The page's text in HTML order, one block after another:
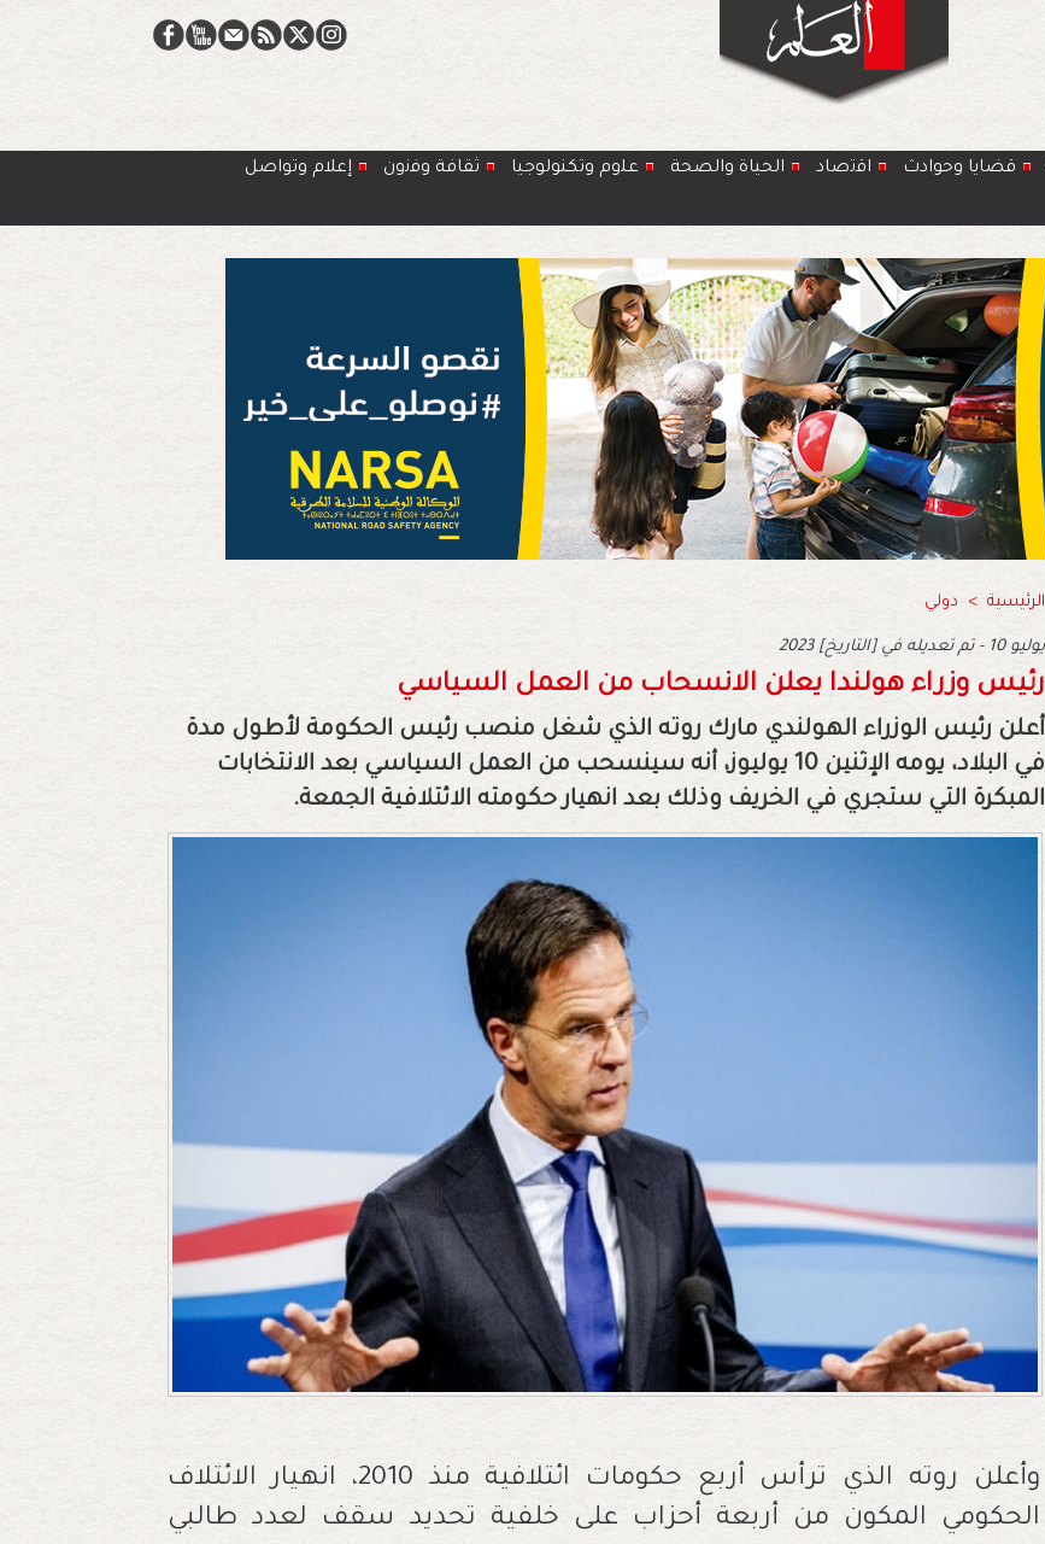
قضايا وحوادث اﻗﺗﺻﺎد الحياة والصحة ﻋﻠوم وتكنولوجيا ﺛﻘﺎﻓﺔ وﻓﻧون
إعلام وتواصل
الرئيسية > دولي
2023 يوليو 10 - تم تعديله في [التاريخ]
رئيس وزراء هولندا يعلن الانسحاب من العمل السياسي
أعلن رئيس الوزراء الهولندي مارك روته الذي شغل منصب رئيس الحكومة لأطول مدة
في البلاد، يومه الإثنين 10 يوليوز، أنه سينسحب من العمل السياسي بعد الانتخابات
المبكرة التي ستجري في الخريف وذلك بعد انهيار حكومته الائتلافية الجمعة.
وأعلن روته الذي ترأس أربع حكومات ائتلافية منذ 2010، انهيار الائتلاف
الحكومي المكون من أربعة أحزاب على خلفية تحديد سقف لعدد طالبي